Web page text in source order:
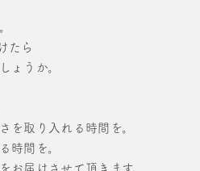
たら
ょうか。
を取り入れる時間を。
時間を。
お届けさせて頂きます。